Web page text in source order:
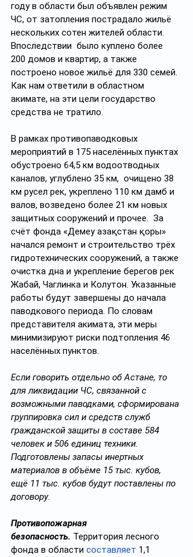
году в области был объявлен режим
ЧС, от затопления пострадало жильё
нескольких сотен жителей области.
Впоследствии  было куплено более
200 домов и квартир, а также
построено новое жильё для 330 семей.
Как нам ответили в областном
акимате, на эти цели государство
средства не тратило.
В рамках противопаводковых
мероприятий в 175 населённых пунктах
обустроено 64,5 км водоотводных
каналов, углублено 35 км,  очищено 38
км русел рек, укреплено 110 км дамб и
валов, возведено более 21 км новых
защитных сооружений и прочее.  За
счёт фонда «Демеу Қазақстан қоры»
начался ремонт и строительство трёх
гидротехнических сооружений, а также
очистка дна и укрепление берегов рек
Жабай, Чаглинка и Колутон. Указанные
работы будут завершены до начала
паводкового периода. По словам
представителя акимата, эти меры
минимизируют риски подтопления 46
населённых пунктов.
Если говорить отдельно об Астане, то
для ликвидации ЧС, связанной с
возможными паводками, сформирована
группировка сил и средств служб
гражданской защиты в составе 584
человек и 506 единиц техники.
Подготовлены запасы инертных
материалов в объёме 15 тыс. кубов,
ещё 11 тыс. кубов будут поставлены по
договору.
Противопожарная
безопасность. Территория лесного
фонда в области составляет 1,1